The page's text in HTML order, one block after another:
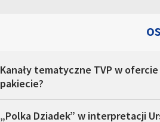
Kanały tematyczne TVP w ofercie
pakiecie?
„Polka Dziadek” w interpretacji